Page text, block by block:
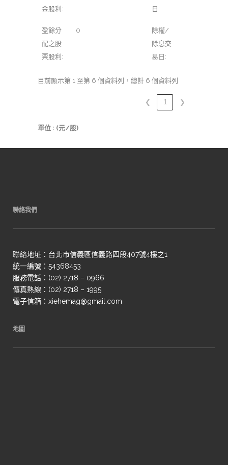
金股利:
日:
盈餘分
配之股
票股利:
0
除權/
除息交
易日:
目前顯示第 1 至第 6 個資料列，總計 6 個資料列
❮ 1 ❯
單位 : (元/股)
聯絡我們
聯絡地址：台北市信義區信義路四段407號4樓之1
統一編號：54368453
服務電話：(02) 2718 – 0966
傳真熱線：(02) 2718 – 1995
電子信箱：xiehemag@gmail.com
地圖